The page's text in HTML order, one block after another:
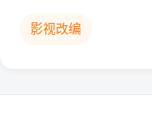
影视改编